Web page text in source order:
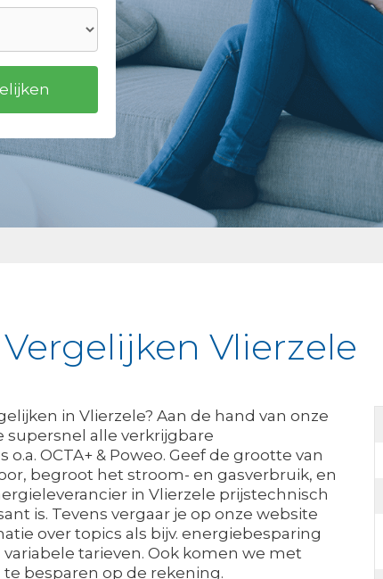
Vlierzele
in Vlierzele? Aan de hand van onze
supersnel alle verkrijgbare
OCTA+ & Poweo. Geef de grootte van
begroot het stroom- en gasverbruik, en
in Vlierzele prijstechnisch
is. Tevens vergaar je op onze website
over topics als bijv. energiebesparing
variabele tarieven. Ook komen we met
besparen op de rekening.